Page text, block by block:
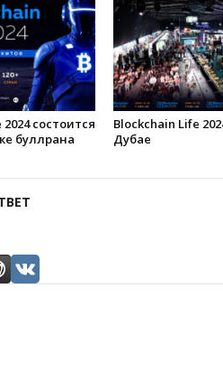
состоится
буллрана
Blockchain Life
Дубае